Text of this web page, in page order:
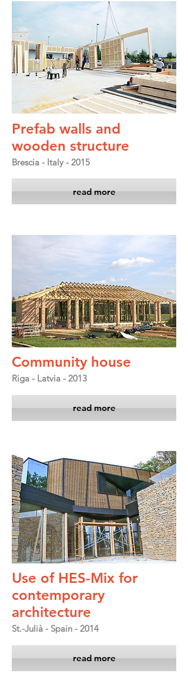
Prefab walls and
wooden structure
Brescia - Italy - 2015
read more
Community house
Riga - Latvia - 2013
read more
Use of HES-Mix for
contemporary
architecture
St.-Julià - Spain - 2014
read more